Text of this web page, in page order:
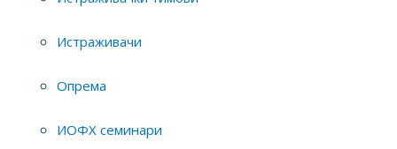
Истраживачи
Опрема
ИОФХ семинари